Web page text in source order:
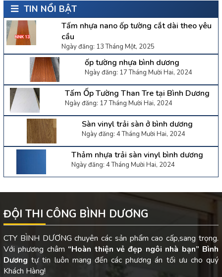
TIN NỔI BẬT
Tấm nhựa nano ốp tường cắt dài theo yêu
cầu
Ngày đăng: 13 Tháng Một, 2025
ốp tường nhựa bình dương
Ngày đăng: 17 Tháng Mười Hai, 2024
Tấm Ốp Tường Than Tre tại Bình Dương
Ngày đăng: 17 Tháng Mười Hai, 2024
Sàn vinyl trải sàn ở bình dương
Ngày đăng: 4 Tháng Mười Hai, 2024
Thảm nhựa trải sàn vinyl bình dương
Ngày đăng: 4 Tháng Mười Hai, 2024
ĐỘI THI CÔNG BÌNH DƯƠNG
CTY BÌNH DƯƠNG chuyên các sản phẩm cao cấp,sang trọng.
Với phương châm “Hoàn thiện vẻ đẹp ngôi nhà bạn” Bình
Dươngtự tin luôn mang đến các phương án tối ưu cho quý
Khách Hàng!